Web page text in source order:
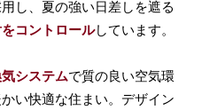
し、夏の強い日差しを遮る
コントロールしています。
システムで質の良い空気環
い快適な住まい。デザイン